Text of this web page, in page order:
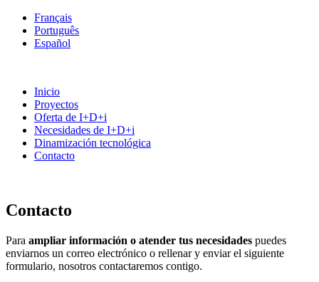
Français
Português
Español
Inicio
Proyectos
Oferta de I+D+i
Necesidades de I+D+i
Dinamización tecnológica
Contacto
Contacto
Para ampliar información o atender tus necesidades puedes
enviarnos un correo electrónico o rellenar y enviar el siguiente
formulario, nosotros contactaremos contigo.